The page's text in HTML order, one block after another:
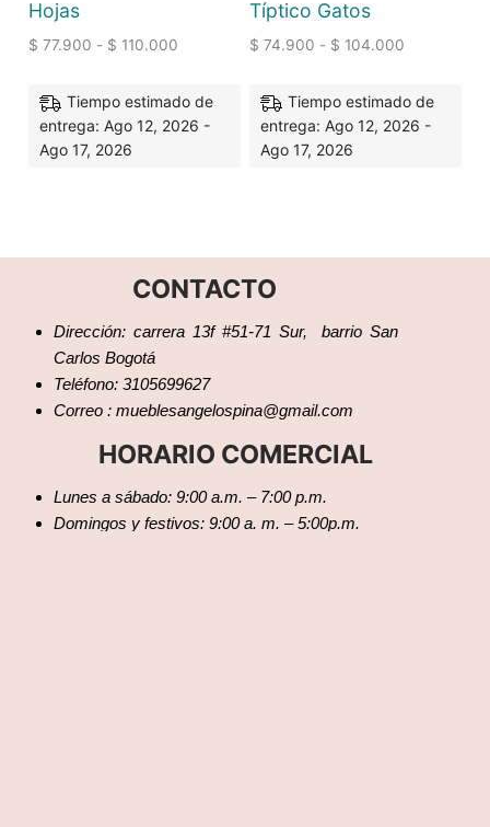
Hojas
$ 77.900 - $ 110.000
Tiempo estimado de
entrega: Ago 12, 2026 -
Ago 17, 2026
Típtico Gatos
$ 74.900 - $ 104.000
Tiempo estimado de
entrega: Ago 12, 2026 -
Ago 17, 2026
CONTACTO
Dirección: carrera 13f #51-71 Sur, barrio San
Carlos Bogotá
Teléfono: 3105699627
Correo : mueblesangelospina@gmail.com
HORARIO COMERCIAL
Lunes a sábado: 9:00 a.m. – 7:00 p.m.
Domingos y festivos: 9:00 a. m. – 5:00p.m.